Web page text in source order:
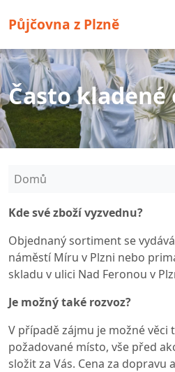
Půjčovna z Plzně
Často kladené
Drobečková
Domů
Kde své zboží vyzvednu?
Objednaný sortiment se
náměstí Míru v Plzni nebo
skladu v ulici Nad Feronou v
Je možný také rozvoz?
V případě zájmu je možné věci
požadované místo, vše před
složit za Vás. Cena za dopravu